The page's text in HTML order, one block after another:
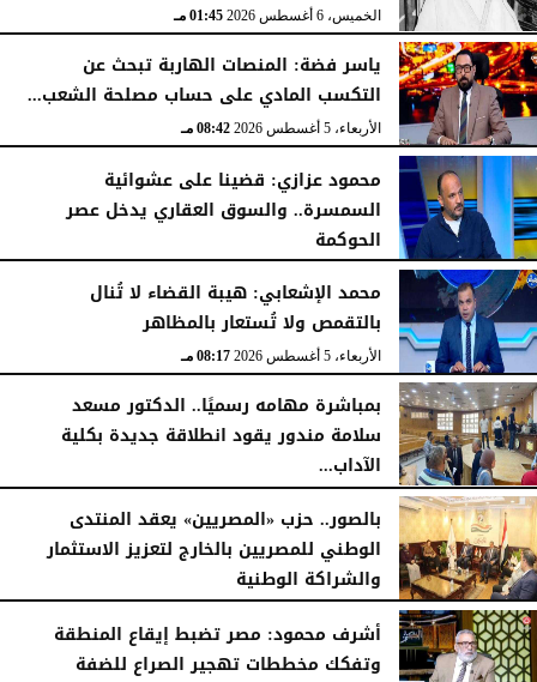
الخميس، 6 أغسطس 2026 01:45 مـ
ياسر فضة: المنصات الهاربة تبحث عن
التكسب المادي على حساب مصلحة الشعب...
الأربعاء، 5 أغسطس 2026 08:42 مـ
محمود عزازي: قضينا على عشوائية
السمسرة.. والسوق العقاري يدخل عصر
الحوكمة
الأربعاء، 5 أغسطس 2026
محمد الإشعابي: هيبة القضاء لا تُنال
بالتقمص ولا تُستعار بالمظاهر
الأربعاء، 5 أغسطس 2026 08:17 مـ
بمباشرة مهامه رسميًا.. الدكتور مسعد
سلامة مندور يقود انطلاقة جديدة بكلية
الآداب...
الأربعاء، 5 أغسطس 2026
بالصور.. حزب «المصريين» يعقد المنتدى
الوطني للمصريين بالخارج لتعزيز الاستثمار
والشراكة الوطنية
الثلاثاء، 4 أغسطس 2026
أشرف محمود: مصر تضبط إيقاع المنطقة
وتفكك مخططات تهجير الصراع للضفة